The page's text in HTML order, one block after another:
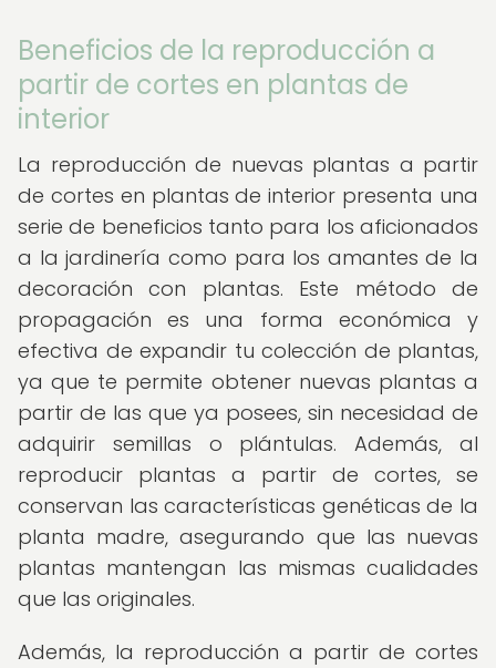
Beneficios de la reproducción a
partir de cortes en plantas de
interior
La reproducción de nuevas plantas a partir
de cortes en plantas de interior presenta una
serie de beneficios tanto para los aficionados
a la jardinería como para los amantes de la
decoración con plantas. Este método de
propagación es una forma económica y
efectiva de expandir tu colección de plantas,
ya que te permite obtener nuevas plantas a
partir de las que ya posees, sin necesidad de
adquirir semillas o plántulas. Además, al
reproducir plantas a partir de cortes, se
conservan las características genéticas de la
planta madre, asegurando que las nuevas
plantas mantengan las mismas cualidades
que las originales.
Además, la reproducción a partir de cortes